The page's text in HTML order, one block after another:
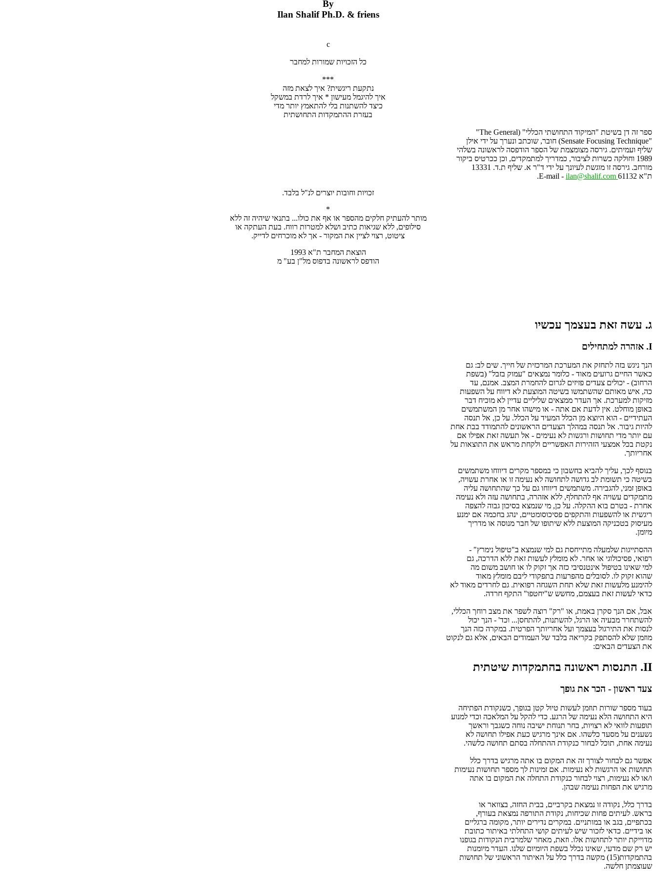
By
Ilan Shalif Ph.D. & friens
c
רבחמל תורומש תויוכזה לכ
***
הזמ תאצל ךיא ?תישגיר תעקתנ
לקשמב תדרל ךיא * ןושיעמ למגיהל ךיא
ידמ רתוי ץמאתהל ילב תונתשהל דציכ
תיתשוחתה תודקמתהה תרזעב
"The General) "יללכה יתשוחתה דוקימה" תטישב ןד הז רפס
ןליא ידי לע ךרענו בתכוש ,רבוח (Sensate Focusing Technique"
יהלשב הנושארל הספדוה רפסה לש תמצמוצמ הסריג .םיתימעו ףילש
רוקיב סיטרככ ןכו ,םידקמתמל ךירדמכ ,רוביצל תורשכ הקלוחו 1989
13331 .ד.ת ףילש .א ר"ד ידי לע ךנויעל תשגומ וז הסריג .בחרומ
.E-mail - ilan@shalif.com 61132 א"ת
.דבלב ל"נל םירצוי תובוחו תויוכז
*
אלל הז היהיש יאנתב ...ולוכ תא ףא וא רפסהמ םיקלח קיתעהל רתומ
וא הקתעה תעב .חוור תורטמל אלשו ביתכ תואיגש אלל ,םיפוליס
.קיידל םיחרכומ אל ךא - רוקמה תא ןייצל יוצר ,טוטיצ
1993 א"ת רבחמה תאצוה
מ "עב ן"למ סופדב הנושארל ספדוה
וישכע ךמצעב תאז השע .ג
םיליחתמל הרהזא .I
םג :בל םיש .ךייח לש תיזכרמה תכרעמה תא קזחתל הזב שגינ ךנה
תפשב) "לבזב קומע" םיאצמנ רמולכ - דואמ םיעורג םייחה רשאכ
דע ,םנמא .בצמה תרמחהל םורגל םיזיזפ םידעצ םילוכי - (בוחרה
תועפשה לע חוויד אל תעצומה הטישב ושמתשהש םתואמ שיא ,הכ
רבד חיכומ אל ןיידע םיילילש םיאצממ רדעה ךא .תכרעמל תוקיזמ
םישמתשמה ןמ רחא והשימ וא - התא םא תעדל ןיא .טלחומ ןפואב
הסנת לא ,ןכ לע .ללכה לע דיעמה ללכה ןמ אצויה אוה - םיידיתעה
תחא תבב דדומתהל םינושארה םידעצה ךלהמב הסנת לא .רוביג תויהל
םא וליפא תאז השעת לא - םימיענ אל תושגרו תושוחת ידמ רתוי םע
לע תואצותה תא שארמ תחקלו םיירשפאה תוריהזה יעצמא לכב תטקנ
.ךתוירחא
םישמתשמ וחוויד םירקמ רפסמב יכ ןובשחב איבהל ךילע ,ךכל ףסונב
,היושע תרחא וא וז המיענ אל השוחתל השודג בל תמושת יכ הטישב
הילע השוחתהש ךכ לע םג וחוויד םישמתשמ .הריבגהל ,ינמז ןפואב
המיענ אלו הזע השוחתב ,הרהזא אלל ,ףלחתהל ףא היושע םידקמתמ
הפצהל הובג ןוכיסב אצמנש ימ ,ןכ לע .הלקהה אוב םרטב - תרחא
ענמי םא המכחב גהני ,םייטמוסוכיספ םיפקתהו תועפשהל וא תישגיר
ךירדמ וא הסונמ רבח לש ופותיש אלל תעצומה הקינכטב קוסיעמ
.ןמוימ
- "ץרמינ לופיט"ב אצמנש ימל םג תסחייתמ הלעמלש תוגייתסהה
םג ,הכרדה אלל תאז תושעל ץלמומ אל .רחא וא יגולוכיספ ,יאופר
המ םושמ בשוח וא ול קוקז ךא הזכ יביסנטניא לופיטב וניאש ימל
דואמ ץלמומ םביל ידוקפתב תוערפהמ םילבוסל .ול קוקז אוהש
אל דואמ םידרחל םג .תיאופר החגשה תחת אלש תאז תושעלמ ענמיהל
.הדרח ףקתה "ופטחי"ש ששחמ ,םמצעב תאז תושעל יאדכ
,יללכה ךחור בצמ תא רפשל הצור "קר" וא ,תמאב ןרקס ךנה םא ,לבא
לוכי ךנה - 'דכו ...ןסחתהל ,תונתשהל ,לגרה וא היעבמ ררחתשהל
ךנה הזכ הרקמב .תיטרפה ךתוירחא לעו ךמצעב לוגריתה תא תוסנל
טוקנל םג אלא ,םיאבה םידומעה לש דבלב האירקב קפתסהל אלש ןמזומ
:םיאבה םידעצה תא
תיתטיש תודקמתהב הנושאר תוסנתה .II
ךפוג תא רכה - ןושאר דעצ
החיתפה תדוקנשכ ,ךפוגב ןטק לויט תושעל ןמזות תורוש רפסמ דועב
עונמל ידכו הכאלמה לע לקהל ידכ .עגרה לש המיענ אלה השוחתה איה
ךשארו ךבגשכ החונ הבישי תחונת רחב ,תויוצר אל יאוול תועפות
אל השוחת וליפא תעכ שיגרמ ךניא םא .והשלכ דעסמ לע םינעשנ
.יהשלכ השוחת םתסב הלחתהה תדוקנכ רוחבל לכות ,תחא המיענ
ללכ ךרדב שיגרמ התא וב םוקמה תא הז ךרוצל רוחבל םג רשפא
תומיענ תושוחת רפסמ ךל תונימז םא .תומיענ אל תושגרה וא תושוחת
התא וב םוקמה תא הלחתה תדוקנכ רוחבל יוצר ,תומיענ אל וא/ו
.ןהבש המיענ תוחפה תא שיגרמ
וא ראווצב ,הזחה תיבב ,םייברקב תאצמנ וז הדוקנ ,ללכ ךרדב
,ףרועב תאצמנ הפרותה תדוקנ ,תוחיכש תוחפ םיתיעל .שארב
םיילגרב המוקמ ,רתוי םירידנ םירקמב .םיינתומב וא בגב ,םייפתכב
תבותכ רותיאב יתלחתה ישוק םיתיעל שיש רוכזל יאדכ .םיידיב וא
ונפוגב תודוקנה תיברמלש רחאמ ,תאזו .ולא תושוחתל רתוי תקייודמ
תונמוימ רדעה .ונלש םוימויה תפשב ללכנ וניאש ,יעדמ םש קר שי
תושוחת לש ינושארה רותיאה לע ללכ ךרדב השקמ (15)תודקמתהב
.השלח ןתמצועש